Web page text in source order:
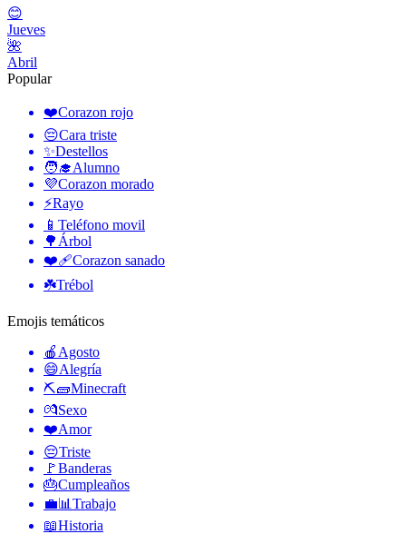
😊
Jueves
🌺
Abril
Popular
❤️Corazon rojo
😔Cara triste
✨Destellos
🧑‍🎓Alumno
💜Corazon morado
⚡Rayo
📱 Teléfono movil
🌳 Árbol
❤️‍🩹Corazon sanado
☘️Trébol
Emojis temáticos
🍎 Agosto
😄Alegría
⛏🧱Minecraft
💏Sexo
❤️Amor
😔Triste
🚩Banderas
🎂Cumpleaños
💼📊 Trabajo
📖Historia